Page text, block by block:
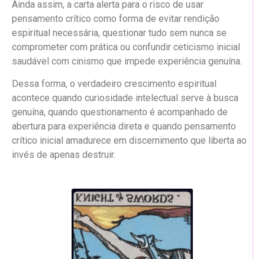
Ainda assim, a carta alerta para o risco de usar
pensamento crítico como forma de evitar rendição
espiritual necessária, questionar tudo sem nunca se
comprometer com prática ou confundir ceticismo inicial
saudável com cinismo que impede experiência genuína.
Dessa forma, o verdadeiro crescimento espiritual
acontece quando curiosidade intelectual serve à busca
genuína, quando questionamento é acompanhado de
abertura para experiência direta e quando pensamento
crítico inicial amadurece em discernimento que liberta ao
invés de apenas destruir.